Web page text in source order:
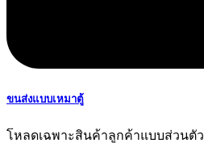
ขนส่งแบบเหมาตู้
โหลดเฉพาะสินค้าลูกค้าแบบส่วนตัว